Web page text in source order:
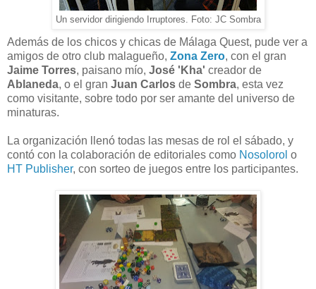
Un servidor dirigiendo Irruptores. Foto: JC Sombra
Además de los chicos y chicas de Málaga Quest, pude ver a
amigos de otro club malagueño, Zona Zero, con el gran
Jaime Torres, paisano mío, José 'Kha' creador de
Ablaneda, o el gran Juan Carlos de Sombra, esta vez
como visitante, sobre todo por ser amante del universo de
minaturas.
La organización llenó todas las mesas de rol el sábado, y
contó con la colaboración de editoriales como Nosolorol o
HT Publisher, con sorteo de juegos entre los participantes.